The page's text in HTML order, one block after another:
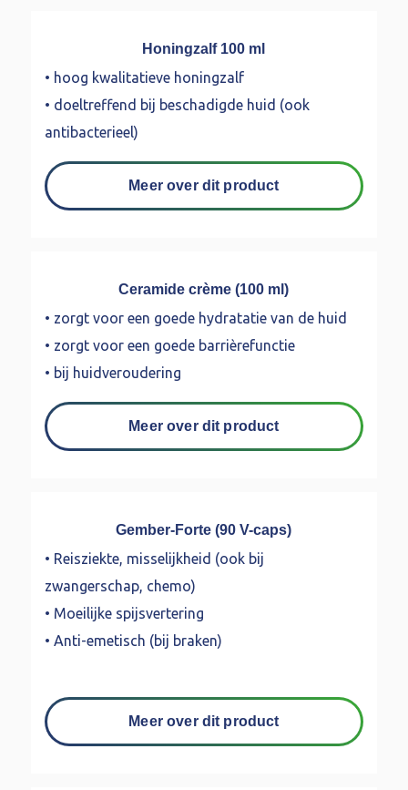
Honingzalf 100 ml
• hoog kwalitatieve honingzalf
• doeltreffend bij beschadigde huid (ook
antibacterieel)
Meer over dit product
Ceramide crème (100 ml)
• zorgt voor een goede hydratatie van de huid
• zorgt voor een goede barrièrefunctie
• bij huidveroudering
Meer over dit product
Gember-Forte (90 V-caps)
• Reisziekte, misselijkheid (ook bij
zwangerschap, chemo)
• Moeilijke spijsvertering
• Anti-emetisch (bij braken)
Meer over dit product